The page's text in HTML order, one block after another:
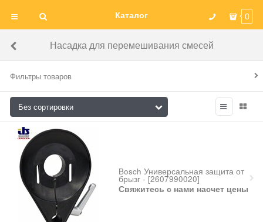
Каталог 0
Насадка для перемешивания смесей
Фильтры товаров
Bosch Универсальная защита от
брызг - [2607990020]
Свяжитесь с нами насчет цены